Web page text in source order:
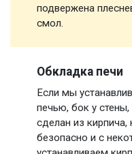
подвержена
смол.
Обкладка печи
Если мы
печью, бок у
сделан из кирпича,
безопасно и с